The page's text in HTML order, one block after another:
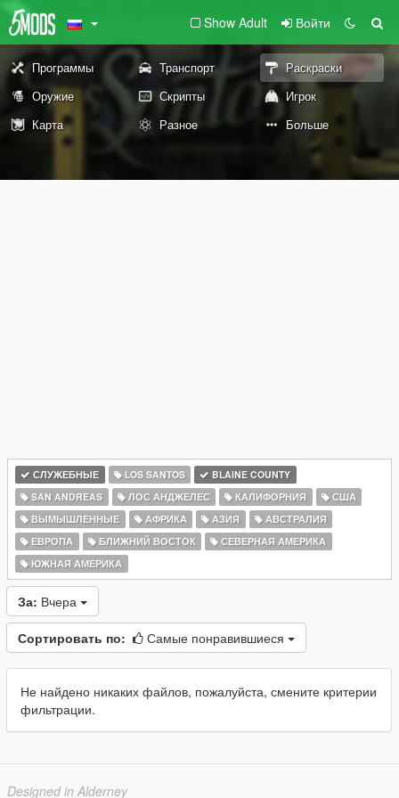
Show Adult Войти
Программы Транспорт
Раскраски
Оружие
Скрипты
Игрок
Карта
Разное Больше
СЛУЖЕБНЫЕ LOS SANTOS
BLAINE COUNTY
SAN ANDREAS
ЛОС АНДЖЕЛЕС КАЛИФОРНИЯ
США
ВЫМЫШЛЕННЫЕ
АФРИКА АЗИЯ
АВСТРАЛИЯ
ЕВРОПА
БЛИЖНИЙ ВОСТОК
СЕВЕРНАЯ АМЕРИКА
ЮЖНАЯ АМЕРИКА
За: Вчера
Сортировать по: Самые понравившиеся
Не найдено никаких файлов, пожалуйста, смените критерии
фильтрации.
Designed in Alderney